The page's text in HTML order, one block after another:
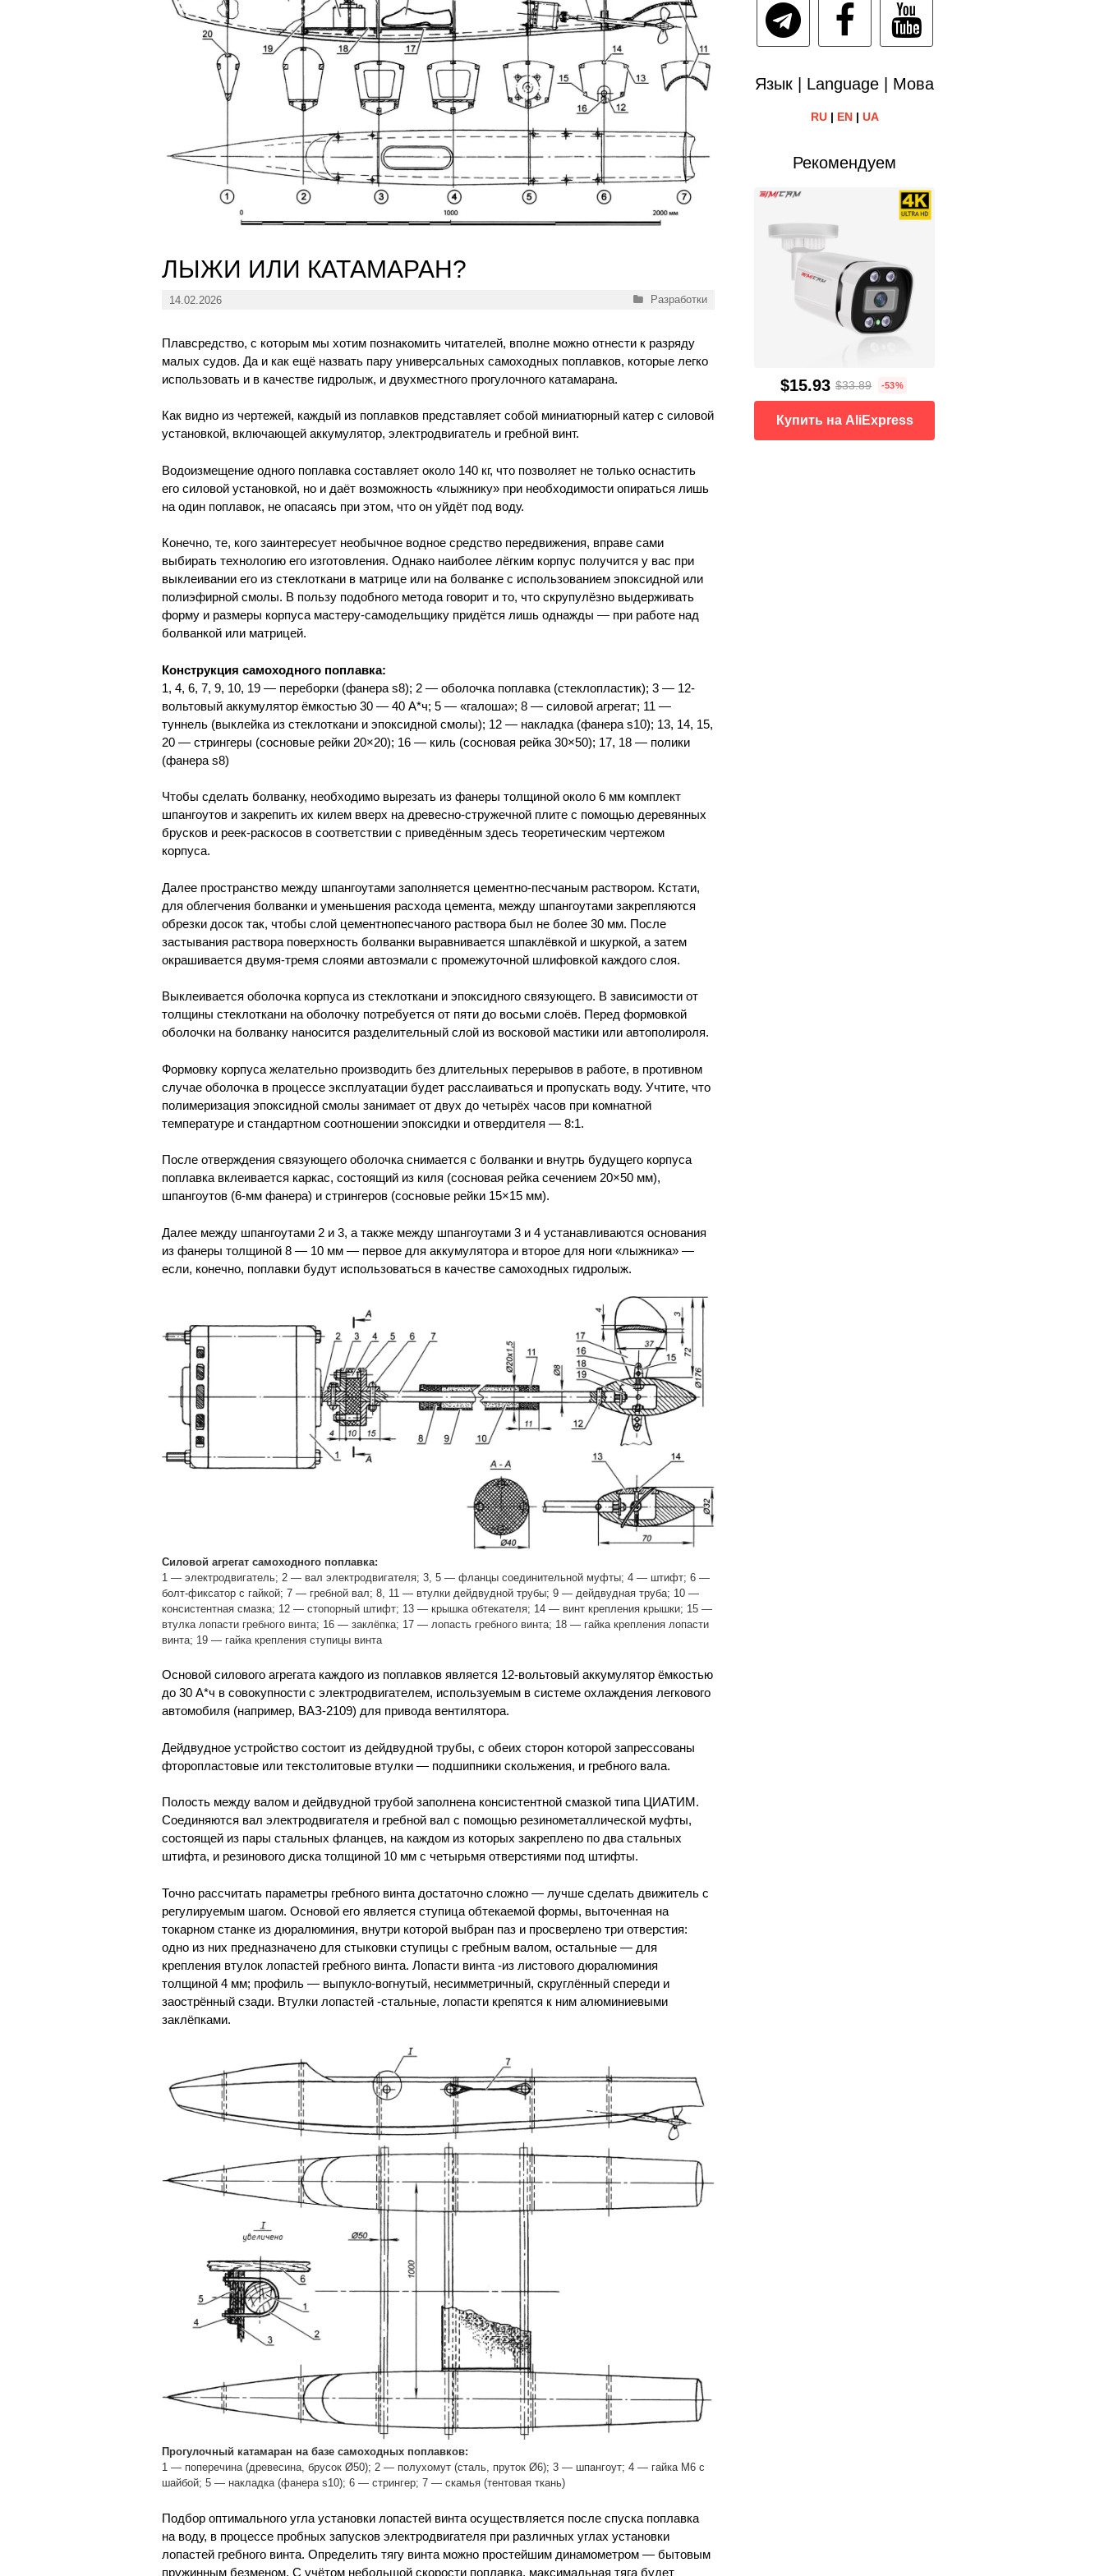
ЛЫЖИ ИЛИ КАТАМАРАН?
14.02.2026 Рубрики
Разработки
Плавсредство, с которым мы хотим познакомить читателей, вполне можно отнести к разряду
малых судов. Да и как ещё назвать пару универсальных самоходных поплавков, которые легко
использовать и в качестве гидролыж, и двухместного прогулочного катамарана.
Как видно из чертежей, каждый из поплавков представляет собой миниатюрный катер с силовой
установкой, включающей аккумулятор, электродвигатель и гребной винт.
Водоизмещение одного поплавка составляет около 140 кг, что позволяет не только оснастить
его силовой установкой, но и даёт возможность «лыжнику» при необходимости опираться лишь
на один поплавок, не опасаясь при этом, что он уйдёт под воду.
Конечно, те, кого заинтересует необычное водное средство передвижения, вправе сами
выбирать технологию его изготовления. Однако наиболее лёгким корпус получится у вас при
выклеивании его из стеклоткани в матрице или на болванке с использованием эпоксидной или
полиэфирной смолы. В пользу подобного метода говорит и то, что скрупулёзно выдерживать
форму и размеры корпуса мастеру-самодельщику придётся лишь однажды — при работе над
болванкой или матрицей.
Конструкция самоходного поплавка:
1, 4, 6, 7, 9, 10, 19 — переборки (фанера s8); 2 — оболочка поплавка (стеклопластик); 3 — 12-
вольтовый аккумулятор ёмкостью 30 — 40 А*ч; 5 — «галоша»; 8 — силовой агрегат; 11 —
туннель (выклейка из стеклоткани и эпоксидной смолы); 12 — накладка (фанера s10); 13, 14, 15,
20 — стрингеры (сосновые рейки 20×20); 16 — киль (сосновая рейка 30×50); 17, 18 — полики
(фанера s8)
Чтобы сделать болванку, необходимо вырезать из фанеры толщиной около 6 мм комплект
шпангоутов и закрепить их килем вверх на древесно-стружечной плите с помощью деревянных
брусков и реек-раскосов в соответствии с приведённым здесь теоретическим чертежом
корпуса.
Далее пространство между шпангоутами заполняется цементно-песчаным раствором. Кстати,
для облегчения болванки и уменьшения расхода цемента, между шпангоутами закрепляются
обрезки досок так, чтобы слой цементнопесчаного раствора был не более 30 мм. После
застывания раствора поверхность болванки выравнивается шпаклёвкой и шкуркой, а затем
окрашивается двумя-тремя слоями автоэмали с промежуточной шлифовкой каждого слоя.
Выклеивается оболочка корпуса из стеклоткани и эпоксидного связующего. В зависимости от
толщины стеклоткани на оболочку потребуется от пяти до восьми слоёв. Перед формовкой
оболочки на болванку наносится разделительный слой из восковой мастики или автополироля.
Формовку корпуса желательно производить без длительных перерывов в работе, в противном
случае оболочка в процессе эксплуатации будет расслаиваться и пропускать воду. Учтите, что
полимеризация эпоксидной смолы занимает от двух до четырёх часов при комнатной
температуре и стандартном соотношении эпоксидки и отвердителя — 8:1.
После отверждения связующего оболочка снимается с болванки и внутрь будущего корпуса
поплавка вклеивается каркас, состоящий из киля (сосновая рейка сечением 20×50 мм),
шпангоутов (6-мм фанера) и стрингеров (сосновые рейки 15×15 мм).
Далее между шпангоутами 2 и 3, а также между шпангоутами 3 и 4 устанавливаются основания
из фанеры толщиной 8 — 10 мм — первое для аккумулятора и второе для ноги «лыжника» —
если, конечно, поплавки будут использоваться в качестве самоходных гидролыж.
Силовой агрегат самоходного поплавка:
1 — электродвигатель; 2 — вал электродвигателя; 3, 5 — фланцы соединительной муфты; 4 — штифт; 6 —
болт-фиксатор с гайкой; 7 — гребной вал; 8, 11 — втулки дейдвудной трубы; 9 — дейдвудная труба; 10 —
консистентная смазка; 12 — стопорный штифт; 13 — крышка обтекателя; 14 — винт крепления крышки; 15 —
втулка лопасти гребного винта; 16 — заклёпка; 17 — лопасть гребного винта; 18 — гайка крепления лопасти
винта; 19 — гайка крепления ступицы винта
Основой силового агрегата каждого из поплавков является 12-вольтовый аккумулятор ёмкостью
до 30 А*ч в совокупности с электродвигателем, используемым в системе охлаждения легкового
автомобиля (например, ВАЗ-2109) для привода вентилятора.
Дейдвудное устройство состоит из дейдвудной трубы, с обеих сторон которой запрессованы
фторопластовые или текстолитовые втулки — подшипники скольжения, и гребного вала.
Полость между валом и дейдвудной трубой заполнена консистентной смазкой типа ЦИАТИМ.
Соединяются вал электродвигателя и гребной вал с помощью резинометаллической муфты,
состоящей из пары стальных фланцев, на каждом из которых закреплено по два стальных
штифта, и резинового диска толщиной 10 мм с четырьмя отверстиями под штифты.
Точно рассчитать параметры гребного винта достаточно сложно — лучше сделать движитель с
регулируемым шагом. Основой его является ступица обтекаемой формы, выточенная на
токарном станке из дюралюминия, внутри которой выбран паз и просверлено три отверстия:
одно из них предназначено для стыковки ступицы с гребным валом, остальные — для
крепления втулок лопастей гребного винта. Лопасти винта -из листового дюралюминия
толщиной 4 мм; профиль — выпукло-вогнутый, несимметричный, скруглённый спереди и
заострённый сзади. Втулки лопастей -стальные, лопасти крепятся к ним алюминиевыми
заклёпками.
Прогулочный катамаран на базе самоходных поплавков:
1 — поперечина (древесина, брусок Ø50); 2 — полухомут (сталь, пруток Ø6); 3 — шпангоут; 4 — гайка М6 с
шайбой; 5 — накладка (фанера s10); 6 — стрингер; 7 — скамья (тентовая ткань)
Подбор оптимального угла установки лопастей винта осуществляется после спуска поплавка
на воду, в процессе пробных запусков электродвигателя при различных углах установки
лопастей гребного винта. Определить тягу винта можно простейшим динамометром — бытовым
пружинным безменом. С учётом небольшой скорости поплавка, максимальная тяга будет
Язык | Language | Мова
RU| EN| UA
Рекомендуем
$15.93 $33.89 -53%
Купить на AliExpress